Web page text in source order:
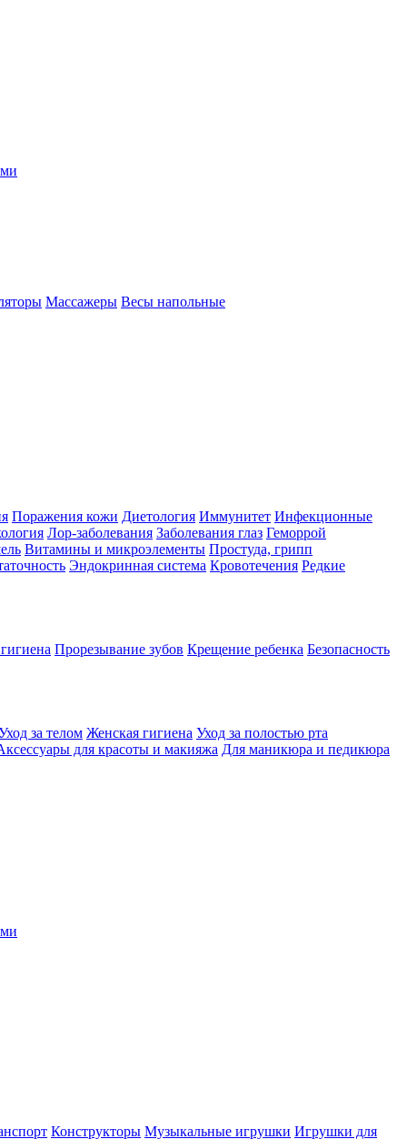
Массажеры Весы напольные
Поражения кожи Диетология Иммунитет Инфекционные
Лор-заболевания Заболевания глаз Геморрой
Витамины и микроэлементы Простуда, грипп
Эндокринная система Кровотечения Редкие
Прорезывание зубов Крещение ребенка Безопасность
за телом Женская гигиена Уход за полостью рта
для красоты и макияжа Для маникюра и педикюра
Конструкторы Музыкальные игрушки Игрушки для